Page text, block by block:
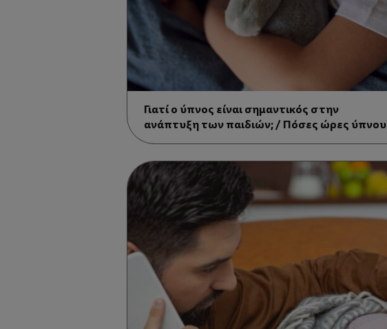
Γιατί ο ύπνος είναι σημαντικός στην
ανάπτυξη των παιδιών; / Πόσες ώρες ύπνου
χρειάζονται τα παιδιά και γιατί;